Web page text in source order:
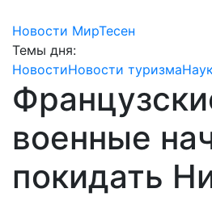
Новости МирТесен
Темы дня:
НовостиНовости туризма
военные
покидать